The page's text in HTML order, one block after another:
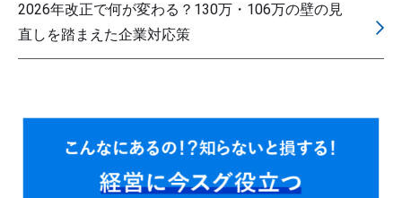
2026年改正で何が変わる？130万・106万の壁の見
直しを踏まえた企業対応策